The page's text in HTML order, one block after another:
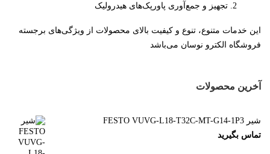
تجهیز و جمع‌آوری پاورپک‌های هیدرولیک
این خدمات متنوع، تنوع و کیفیت بالای محصولات از ویژگی‌های برجسته
فروشگاه الکترو نوسان می‌باشد
آخرین محصولات
شیر FESTO VUVG-L18-T32C-MT-G14-1P3
تماس بگیرید